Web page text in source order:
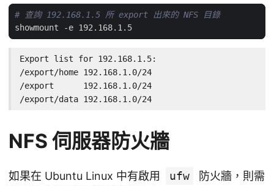
# 查詢 192.168.1.5 所 export 出來的 NFS 目錄
Export list for 192.168.1.5:
/export/home 192.168.1.0/24
/export      192.168.1.0/24
/export/data 192.168.1.0/24
NFS 伺服器防火牆
如果在 Ubuntu Linux 中有啟用 ufw
防火牆，則需